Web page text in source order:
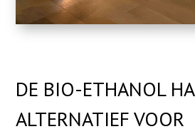
DE BIO-ETHANOL
ALTERNATIEF VOOR